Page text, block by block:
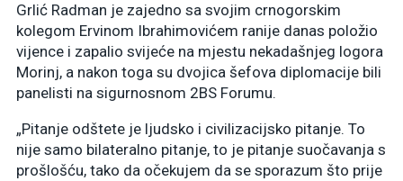
Grlić Radman je zajedno sa svojim crnogorskim
kolegom Ervinom Ibrahimovićem ranije danas položio
vijence i zapalio svijeće na mjestu nekadašnjeg logora
Morinj, a nakon toga su dvojica šefova diplomacije bili
panelisti na sigurnosnom 2BS Forumu.
„Pitanje odštete je ljudsko i civilizacijsko pitanje. To
nije samo bilateralno pitanje, to je pitanje suočavanja s
prošlošću, tako da očekujem da se sporazum što prije